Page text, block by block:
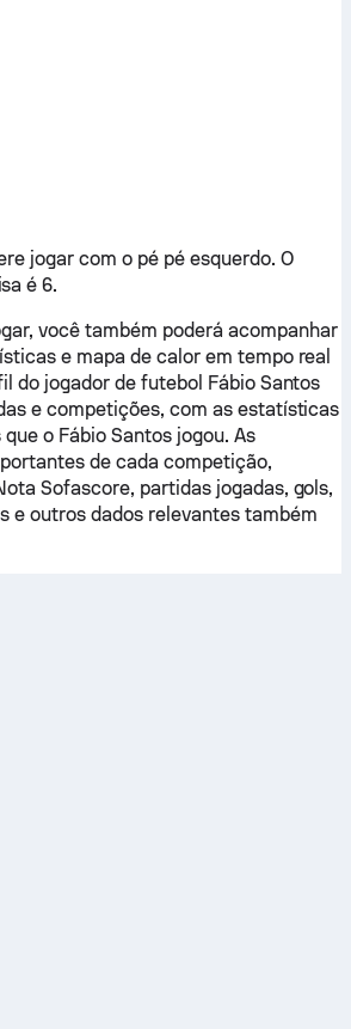
jogar com o pé pé esquerdo. O
é 6.
você também poderá acompanhar
e mapa de calor em tempo real
do jogador de futebol Fábio Santos
e competições, com as estatísticas
o Fábio Santos jogou. As
de cada competição,
Sofascore, partidas jogadas, gols,
e outros dados relevantes também